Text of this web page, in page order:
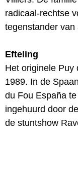
radicaal-rechtse
tegenstander van
Efteling
Het originele Puy
1989. In de
du Fou España
ingehuurd door
de stuntshow